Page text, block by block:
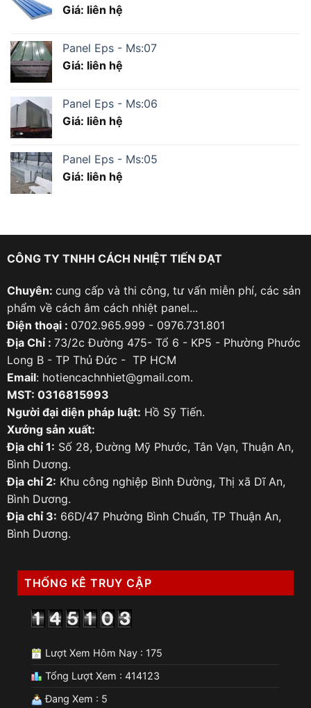
Giá: liên hệ
Panel Eps - Ms:07
Giá: liên hệ
Panel Eps - Ms:06
Giá: liên hệ
Panel Eps - Ms:05
Giá: liên hệ
CÔNG TY TNHH CÁCH NHIỆT TIẾN ĐẠT
Chuyên: cung cấp và thi công, tư vấn miễn phí, các sản
phẩm về cách âm cách nhiệt panel...
Điện thoại : 0702.965.999 - 0976.731.801
Địa Chỉ : 73/2c Đường 475- Tổ 6 - KP5 - Phường Phước
Long B - TP Thủ Đức - TP HCM
Email: hotiencachnhiet@gmail.com.
MST: 0316815993
Người đại diện pháp luật: Hồ Sỹ Tiến.
Xưởng sản xuất:
Địa chỉ 1: Số 28, Đường Mỹ Phước, Tân Vạn, Thuận An,
Bình Dương.
Địa chỉ 2: Khu công nghiệp Bình Đường, Thị xã Dĩ An,
Bình Dương.
Địa chỉ 3: 66D/47 Phường Bình Chuẩn, TP Thuận An,
Bình Dương.
THỐNG KÊ TRUY CẬP
Lượt Xem Hôm Nay : 175
Tổng Lượt Xem : 414123
Đang Xem : 5